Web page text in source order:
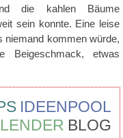
die kahlen Bäume
sein konnte. Eine leise
niemand kommen würde,
etwas
IDEENPOOL
BLOG